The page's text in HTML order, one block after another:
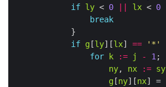
if ly < 0 lx < 0
break
if g [ly][lx] == '*'
for
k := j - 1 ;
ny, nx := sy
g [ny][nx] =